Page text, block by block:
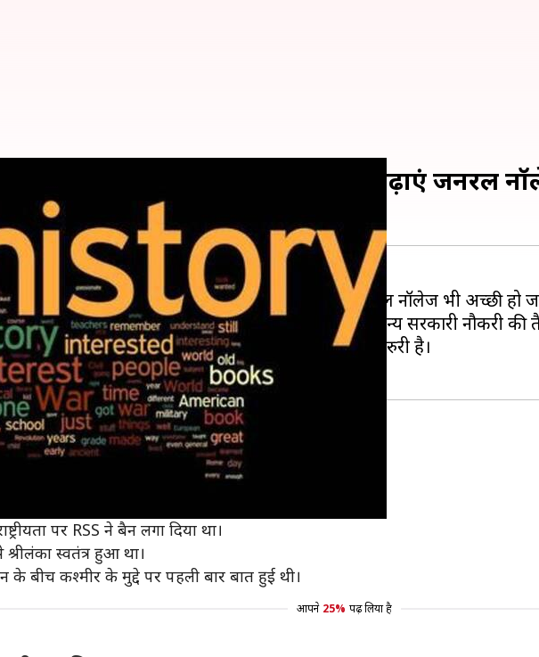
हुआ था 04 फरवरी के इतिहास में, बढ़ाएं जनरल
के बार में पता चलता है, बल्कि इतिहास पढ़ने से हमारी जनरल नॉलेज भी अच्छी हो
पर अधिक ध्यान देना चाहिए, जो UPSC या किसी अन्य सरकारी नौकरी की
ज्ञान से जुड़े प्रश्न पूछे जाते हैं। इसलिए इतिहास पढ़ना काफी जरुरी है।
ओलंपिक का शुभारंभ यॉर्क के लेक प्लेसिड में हुआ था।
पर RSS ने बैन लगा दिया था।
स्वतंत्र हुआ था।
के बीच कश्मीर के मुद्दे पर पहली बार बात हुई थी।
आपने 25% पढ़ लिया है